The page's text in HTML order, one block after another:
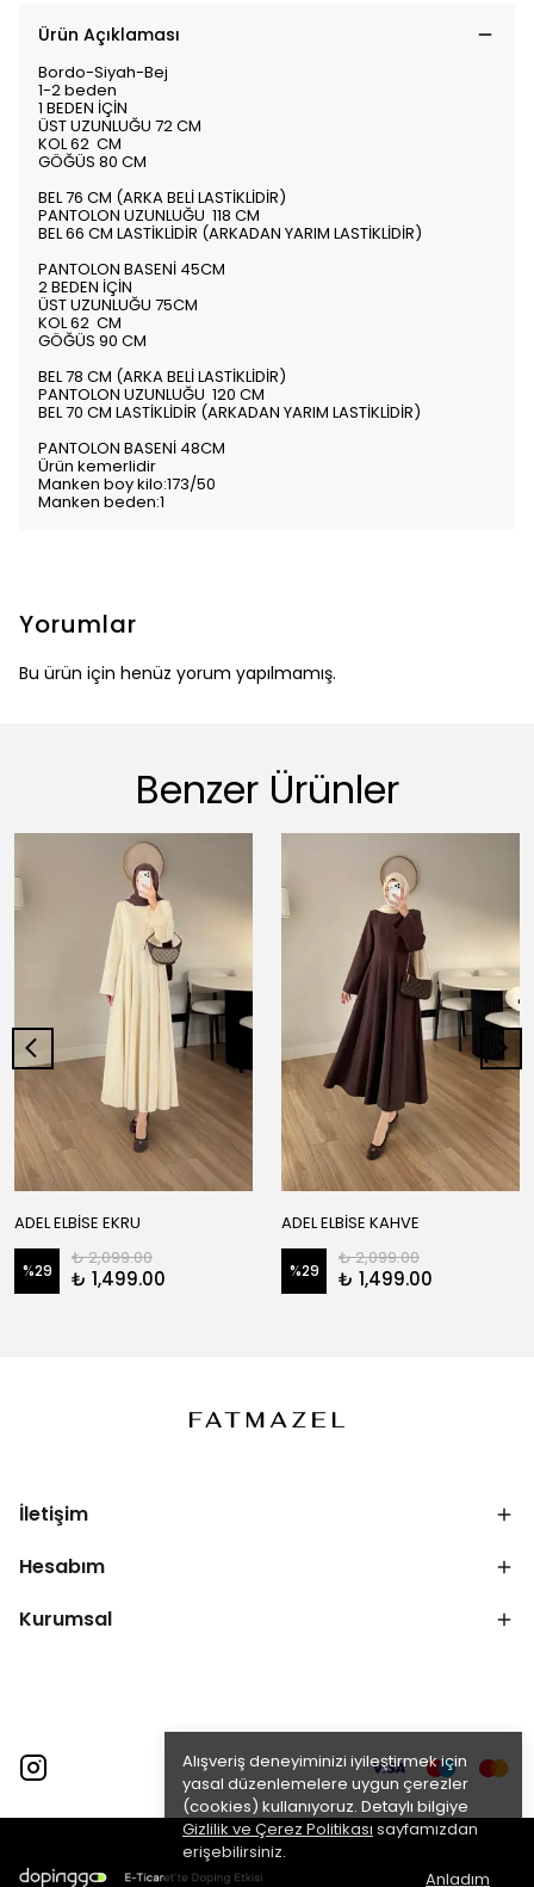
Alışveriş deneyiminizi iyileştirmek için
yasal düzenlemelere uygun çerezler
(cookies) kullanıyoruz. Detaylı bilgiye
Gizlilik ve Çerez Politikası sayfamızdan
erişebilirsiniz.
Anladım
Ürün Açıklaması
Bordo-Siyah-Bej
1-2 beden
1 BEDEN İÇİN
ÜST UZUNLUĞU 72 CM
KOL 62 CM
GÖĞÜS 80 CM
BEL 76 CM (ARKA BELİ LASTİKLİDİR)
PANTOLON UZUNLUĞU 118 CM
BEL 66 CM LASTİKLİDİR (ARKADAN YARIM LASTİKLİDİR)
PANTOLON BASENİ 45CM
2 BEDEN İÇİN
ÜST UZUNLUĞU 75CM
KOL 62 CM
GÖĞÜS 90 CM
BEL 78 CM (ARKA BELİ LASTİKLİDİR)
PANTOLON UZUNLUĞU 120 CM
BEL 70 CM LASTİKLİDİR (ARKADAN YARIM LASTİKLİDİR)
PANTOLON BASENİ 48CM
Ürün kemerlidir
Manken boy kilo:173/50
Manken beden:1
Yorumlar
Bu ürün için henüz yorum yapılmamış.
Benzer Ürünler
ADEL ELBİSE EKRU
%29
₺ 2,099.00
₺ 1,499.00
ADEL ELBİSE KAHVE
%29
₺ 2,099.00
₺ 1,499.00
İletişim
Hesabım
Kurumsal